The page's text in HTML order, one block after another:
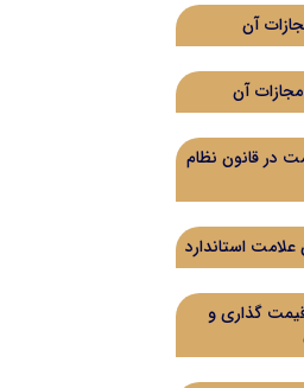
آن
آن
در قانون نظام
استاندارد
گذاری و